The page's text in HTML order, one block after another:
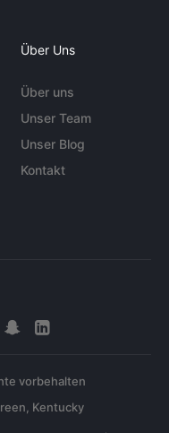
Über Uns
Über uns
Unser Team
Unser Blog
Kontakt
vorbehalten